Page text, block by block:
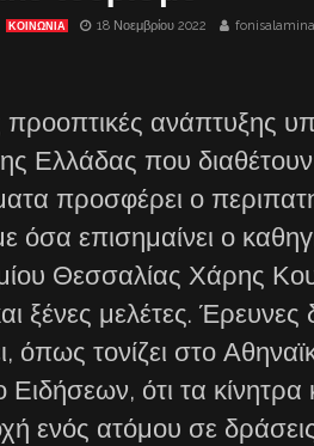
ΚΟΙΝΩΝΙΑ 18 Νοεμβρίου 2022
προοπτικές ανάπτυξης
Ελλάδας που διαθέτουν
προσφέρει ο
όσα επισημαίνει ο
Θεσσαλίας Χάρης
ξένες μελέτες. Έρευνες
όπως τονίζει στο
Ειδήσεων, ότι τα κίνητρα
ενός ατόμου σε